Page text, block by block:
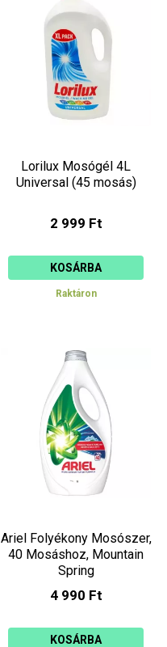
Lorilux Mosógél 4L
Universal (45 mosás)
2 999 Ft
KOSÁRBA
Raktáron
Ariel Folyékony Mosószer,
40 Mosáshoz, Mountain
Spring
4 990 Ft
KOSÁRBA